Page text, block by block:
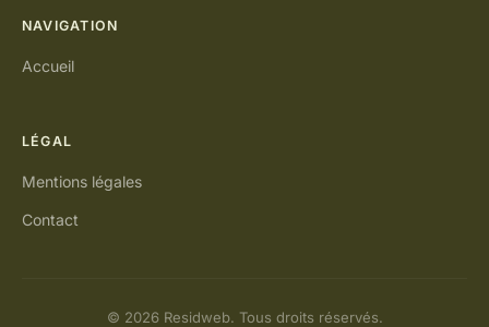
NAVIGATION
Accueil
LÉGAL
Mentions légales
Contact
© 2026 Residweb. Tous droits réservés.